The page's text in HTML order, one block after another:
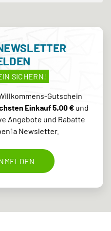
SICHERN!
Gutschein
Einkauf 5,00 €und
Angebote und Rabatte
Newsletter.